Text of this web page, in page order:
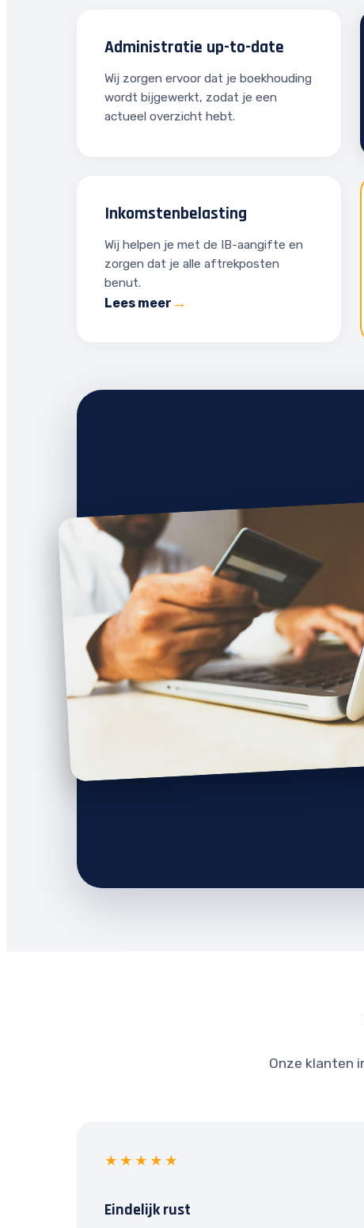
Administratie up-to-date
Wij zorgen ervoor dat je boekhouding
wordt bijgewerkt, zodat je een
actueel overzicht hebt.
Inkomstenbelasting
Wij helpen je met de IB-aangifte en
zorgen dat je alle aftrekposten
benut.
Lees meer
Onze klanten
★★★★★
Eindelijk rust